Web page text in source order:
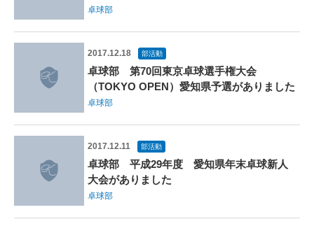
卓球部
2017.12.18 部活動
卓球部 第70回東京卓球選手権大会
（TOKYO OPEN）愛知県予選がありました
卓球部
2017.12.11 部活動
卓球部 平成29年度 愛知県年末卓球新人
大会がありました
卓球部